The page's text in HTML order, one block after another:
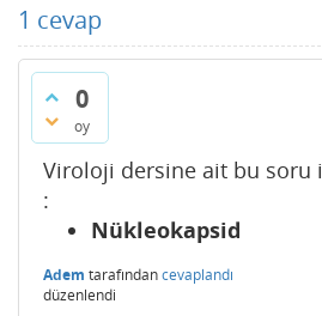
1 cevap
0
oy
Viroloji dersine ait bu soru
:
Nükleokapsid
Adem tarafındancevaplandı
düzenlendi